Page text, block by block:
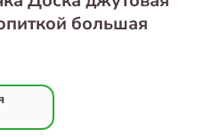
большая